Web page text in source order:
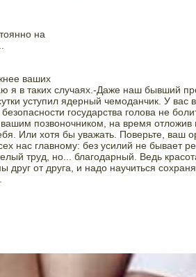
на
ваших
я в таких случаях.-Даже наш бывший
уступил ядерный чемоданчик. У вас
государства голова не
позвоночником, на время отложив
Или хотя бы уважать. Поверьте, ваш
нас главному: без усилий не бывает
труд, но... благодарный. Ведь
от друга, и надо научиться